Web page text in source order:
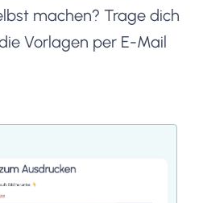
machen? Trage dich
Vorlagen per E-Mail